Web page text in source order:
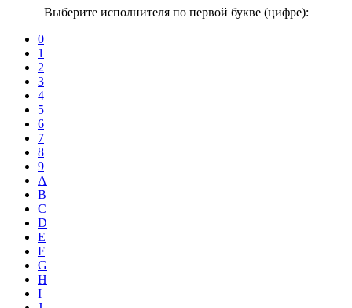
Выберите исполнителя по первой букве (цифре):
0
1
2
3
4
5
6
7
8
9
A
B
C
D
E
F
G
H
I